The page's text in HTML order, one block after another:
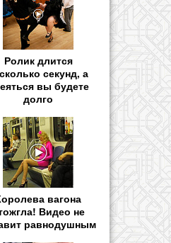
Ролик длится
секунд, а
вы будете
долго
вагона
Видео не
равнодушным